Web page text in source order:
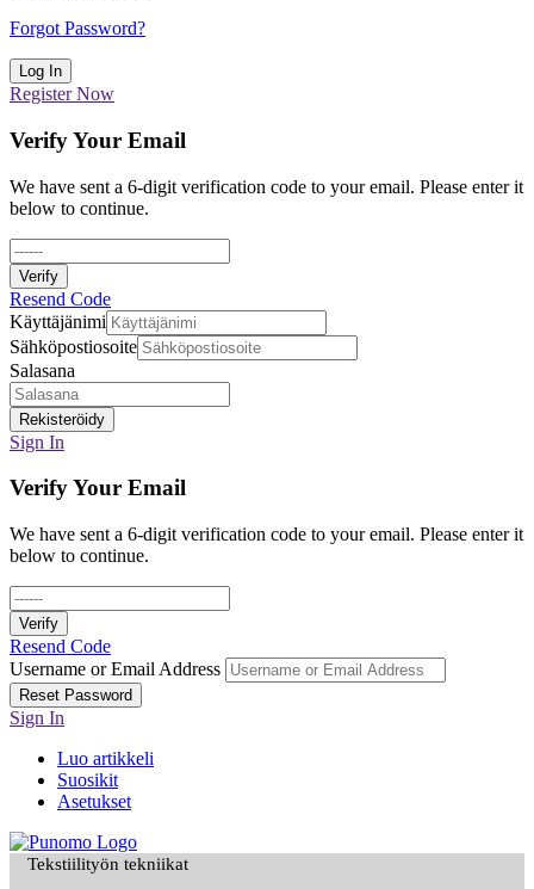
Forgot Password?
Log In
Register Now
Verify Your Email
We have sent a 6-digit verification code to your email. Please enter it
below to continue.
Verify
Resend Code
Käyttäjänimi
Sähköpostiosoite
Salasana
Rekisteröidy
Sign In
Verify Your Email
We have sent a 6-digit verification code to your email. Please enter it
below to continue.
Verify
Resend Code
Username or Email Address
Reset Password
Sign In
Luo artikkeli
Suosikit
Asetukset
Tekstiilityön tekniikat